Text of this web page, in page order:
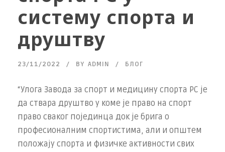
систему спорта и
друштву
23/11/2022 BY ADMIN БЛОГ
“Улога Завода за спорт и медицину спорта РС је
да ствара друштво у коме је право на спорт
право сваког појединца док је брига о
професионалним спортистима, али и општем
положају спорта и физичке активности свих